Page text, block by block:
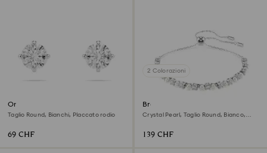
Orecchini a lobo Stilla Attract
Taglio Round, Bianchi, Placcato rodio
69 CHF
2 Colorazioni
Braccialetto Matrix
Crystal Pearl, Taglio Round, Bianco,
139 CHF